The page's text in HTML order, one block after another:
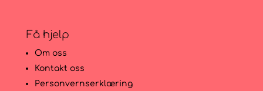
Få hjelp
Om oss
Kontakt oss
Personvernserklæring